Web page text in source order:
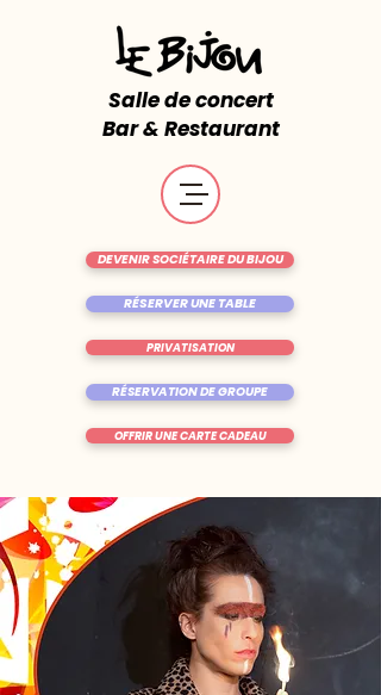
Salle de concert
Bar & Restaurant
RÉSERVER UNE TABLE
OFFRIR UNE CARTE CADEAU
DEVENIR SOCIÉTAIRE DU BIJOU
RÉSERVATION DE GROUPE
PRIVATISATION